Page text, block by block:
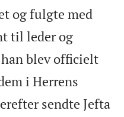
og fulgte med
til leder og
blev officielt
i Herrens
sendte Jefta